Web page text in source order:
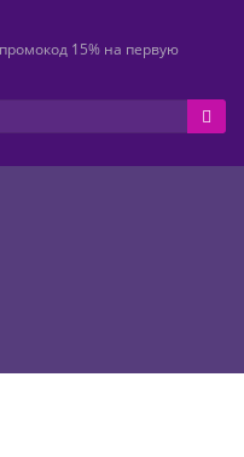
15% на первую